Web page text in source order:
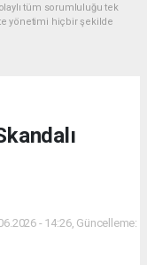
tüm sorumluluğu tek
yönetimi hiçbir şekilde
- 14:26, Güncelleme: